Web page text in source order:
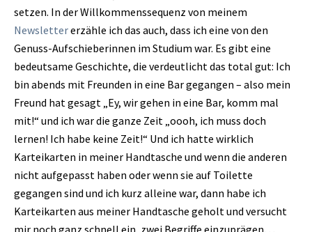
setzen. In der Willkommenssequenz von meinem
Newslettererzähle ich das auch, dass ich eine von den
Genuss-Aufschieberinnen im Studium war. Es gibt eine
bedeutsame Geschichte, die verdeutlicht das total gut: Ich
bin abends mit Freunden in eine Bar gegangen – also mein
Freund hat gesagt „Ey, wir gehen in eine Bar, komm mal
mit!“ und ich war die ganze Zeit „oooh, ich muss doch
lernen! Ich habe keine Zeit!“ Und ich hatte wirklich
Karteikarten in meiner Handtasche und wenn die anderen
nicht aufgepasst haben oder wenn sie auf Toilette
gegangen sind und ich kurz alleine war, dann habe ich
Karteikarten aus meiner Handtasche geholt und versucht
mir noch ganz schnell ein, zwei Begriffe einzuprägen…